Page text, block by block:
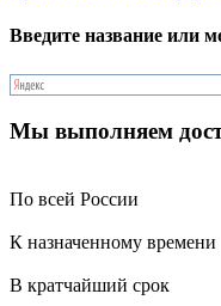
Введите название или
Мы выполняем
По всей России
К назначенному времени
В кратчайший срок